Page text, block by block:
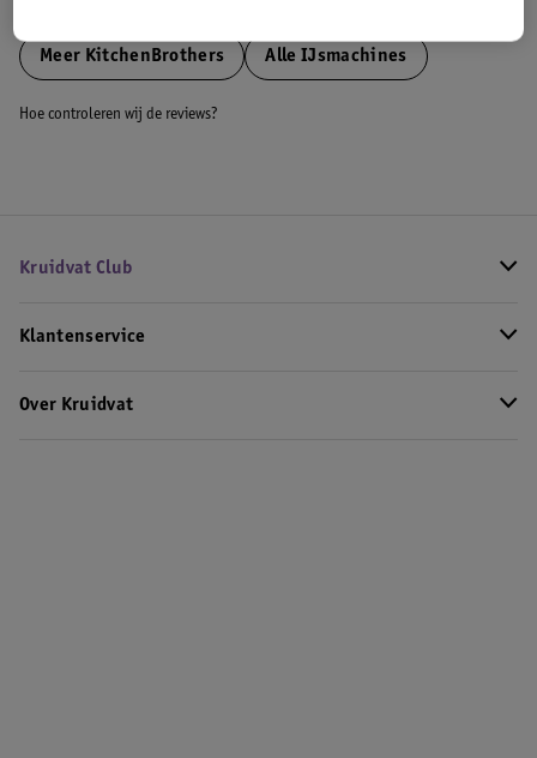
Meer KitchenBrothers Alle IJsmachines
Hoe controleren wij de reviews?
Kruidvat Club
Klantenservice
Over Kruidvat